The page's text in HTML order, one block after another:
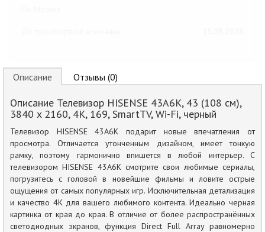
Описание Отзывы (0)
Описание Телевизор HISENSE 43A6K, 43 (108 см),
3840 x 2160, 4K, 169, SmartTV, Wi-Fi, черный
Телевизор HISENSE 43A6K подарит новые впечатления от
просмотра. Отличается утонченным дизайном, имеет тонкую
рамку, поэтому гармонично впишется в любой интерьер. С
телевизором HISENSE 43A6K смотрите свои любимые сериалы,
погрузитесь с головой в новейшие фильмы и ловите острые
ощущения от самых популярных игр. Исключительная детализация
и качество 4К для вашего любимого контента. Идеально черная
картинка от края до края. В отличие от более распространённых
светодиодных экранов, функция Direct Full Array равномерно